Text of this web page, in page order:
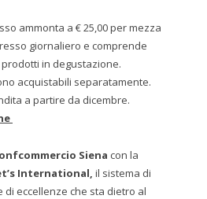
ammonta a € 25,00 per mezza
giornaliero e comprende
prodotti in degustazione.
acquistabili separatamente.
a partire da dicembre.
Siena con la
International, il sistema di
eccellenze che sta dietro al